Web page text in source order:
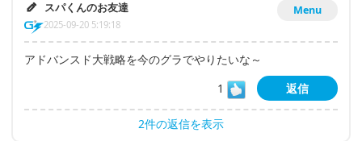
Menu
スパくんのお友達
2025-09-20 5:19:18
アドバンスド大戦略を今のグラでやりたいな～
1
返信
2件の返信を表示